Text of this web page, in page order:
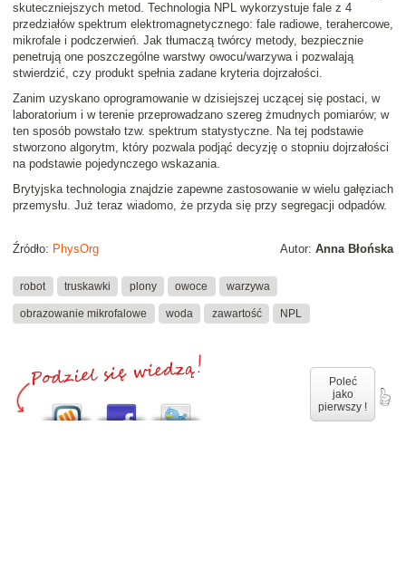
skuteczniejszych metod. Technologia NPL wykorzystuje fale z 4
przedziałów spektrum elektromagnetycznego: fale radiowe, terahercowe,
mikrofale i podczerwień. Jak tłumaczą twórcy metody, bezpiecznie
penetrują one poszczególne warstwy owocu/warzywa i pozwalają
stwierdzić, czy produkt spełnia zadane kryteria dojrzałości.
Zanim uzyskano oprogramowanie w dzisiejszej uczącej się postaci, w
laboratorium i w terenie przeprowadzano szereg żmudnych pomiarów; w
ten sposób powstało tzw. spektrum statystyczne. Na tej podstawie
stworzono algorytm, który pozwala podjąć decyzję o stopniu dojrzałości
na podstawie pojedynczego wskazania.
Brytyjska technologia znajdzie zapewne zastosowanie w wielu gałęziach
przemysłu. Już teraz wiadomo, że przyda się przy segregacji odpadów.
Autor: Anna Błońska
Źródło: PhysOrg
robot truskawki plony owoce warzywa
obrazowanie mikrofalowe woda zawartość NPL
Poleć
jako
pierwszy !